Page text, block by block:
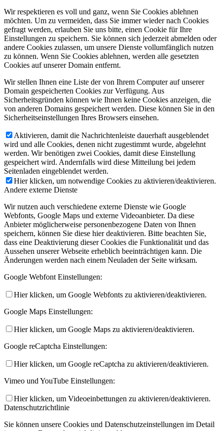
Wir respektieren es voll und ganz, wenn Sie Cookies ablehnen
möchten. Um zu vermeiden, dass Sie immer wieder nach Cookies
gefragt werden, erlauben Sie uns bitte, einen Cookie für Ihre
Einstellungen zu speichern. Sie können sich jederzeit abmelden oder
andere Cookies zulassen, um unsere Dienste vollumfänglich nutzen
zu können. Wenn Sie Cookies ablehnen, werden alle gesetzten
Cookies auf unserer Domain entfernt.
Wir stellen Ihnen eine Liste der von Ihrem Computer auf unserer
Domain gespeicherten Cookies zur Verfügung. Aus
Sicherheitsgründen können wie Ihnen keine Cookies anzeigen, die
von anderen Domains gespeichert werden. Diese können Sie in den
Sicherheitseinstellungen Ihres Browsers einsehen.
Aktivieren, damit die Nachrichtenleiste dauerhaft ausgeblendet
wird und alle Cookies, denen nicht zugestimmt wurde, abgelehnt
werden. Wir benötigen zwei Cookies, damit diese Einstellung
gespeichert wird. Andernfalls wird diese Mitteilung bei jedem
Seitenladen eingeblendet werden.
Hier klicken, um notwendige Cookies zu aktivieren/deaktivieren.
Andere externe Dienste
Wir nutzen auch verschiedene externe Dienste wie Google
Webfonts, Google Maps und externe Videoanbieter. Da diese
Anbieter möglicherweise personenbezogene Daten von Ihnen
speichern, können Sie diese hier deaktivieren. Bitte beachten Sie,
dass eine Deaktivierung dieser Cookies die Funktionalität und das
Aussehen unserer Webseite erheblich beeinträchtigen kann. Die
Änderungen werden nach einem Neuladen der Seite wirksam.
Google Webfont Einstellungen:
Hier klicken, um Google Webfonts zu aktivieren/deaktivieren.
Google Maps Einstellungen:
Hier klicken, um Google Maps zu aktivieren/deaktivieren.
Google reCaptcha Einstellungen:
Hier klicken, um Google reCaptcha zu aktivieren/deaktivieren.
Vimeo und YouTube Einstellungen:
Hier klicken, um Videoeinbettungen zu aktivieren/deaktivieren.
Datenschutzrichtlinie
Sie können unsere Cookies und Datenschutzeinstellungen im Detail